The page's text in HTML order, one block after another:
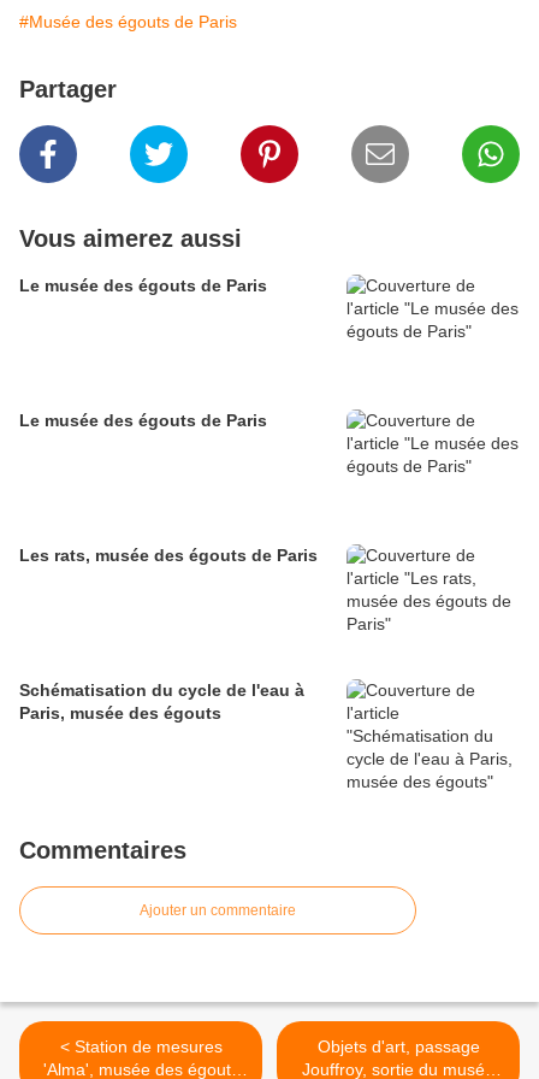
#Musée des égouts de Paris
Partager
Vous aimerez aussi
Le musée des égouts de Paris
Le musée des égouts de Paris
Les rats, musée des égouts de Paris
Schématisation du cycle de l'eau à
Paris, musée des égouts
Commentaires
Ajouter un commentaire
< Station de mesures
'Alma', musée des égouts
Objets d'art, passage
Jouffroy, sortie du musée